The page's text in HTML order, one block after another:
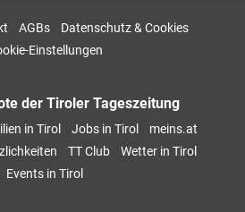
AGBs
Datenschutz & Cookies
Einstellungen
der Tiroler Tageszeitung
in Tirol Jobs in Tirol
meins.at
TT Club
Wetter in Tirol
Events in Tirol